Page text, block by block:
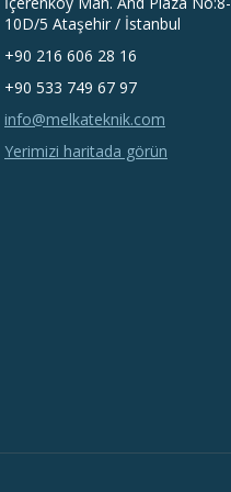
10D/5 Ataşehir / İstanbul
+90 216 606 28 16
+90 533 749 67 97
info@melkateknik.com
Yerimizi haritada görün